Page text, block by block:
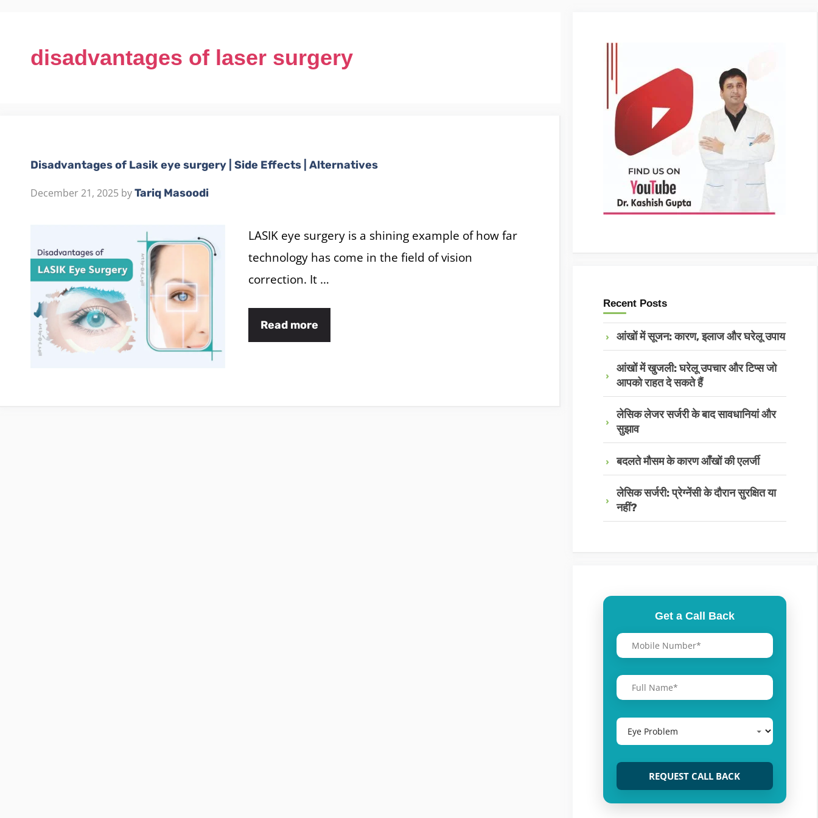
disadvantages of laser surgery
Disadvantages of Lasik eye surgery | Side Effects | Alternatives
December 21, 2025 byTariq Masoodi
LASIK eye surgery is a shining example of how far
technology has come in the field of vision
correction. It …
Read more
Recent Posts
आंखों में सूजन: कारण, इलाज और घरेलू उपाय
आंखों में खुजली: घरेलू उपचार और टिप्स जो
आपको राहत दे सकते हैं
लेसिक लेजर सर्जरी के बाद सावधानियां और
सुझाव
बदलते मौसम के कारण आँखों की एलर्जी
लेसिक सर्जरी: प्रेग्नेंसी के दौरान सुरक्षित या
नहीं?
Get a Call Back